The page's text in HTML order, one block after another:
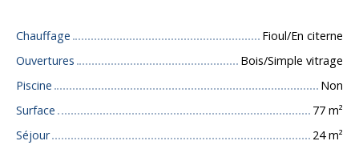
Chauffage
Fioul/En citerne
Ouvertures
Bois/Simple vitrage
Piscine
Non
Surface
77 m²
Séjour
24m²